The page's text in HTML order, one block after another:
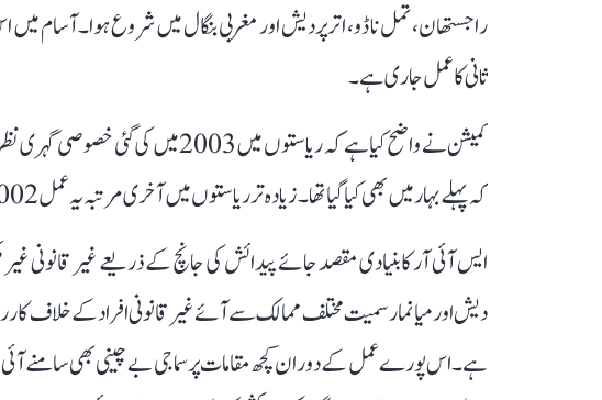
راجستھان، تمل ناڈو، اتر پردیش اور مغربی بنگال میں شروع ہوا۔ آسام
ثانی کا عمل جاری ہے۔
کمیشن نے واضح کیا ہے کہ ریاستوں میں 2003
کہ پہلے بہار میں بھی کیا گیا تھا۔ زیادہ تر ریاستوں میں آخری مرتبہ یہ عمل 2002 سے 2004 کے درمیان ہوا تھا۔
ایس آئی آر کا بنیادی مقصد جائے پیدائش کی جانچ کے ذریعے غیر قانونی غیر
دیش اور میانمار سمیت مختلف ممالک سے آئے غیر قانونی افراد کے خلاف
ہے۔ اس پورے عمل کے دوران کچھ مقامات پر سماجی بے چینی بھی سامنے آئی